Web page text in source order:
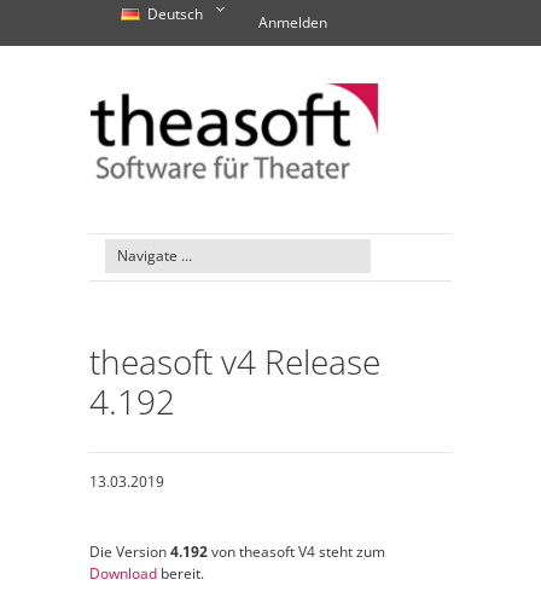
Deutsch Anmelden
theasoft v4 Release
4.192
13.03.2019
Die Version4.192von theasoft V4 steht zum
Download bereit.